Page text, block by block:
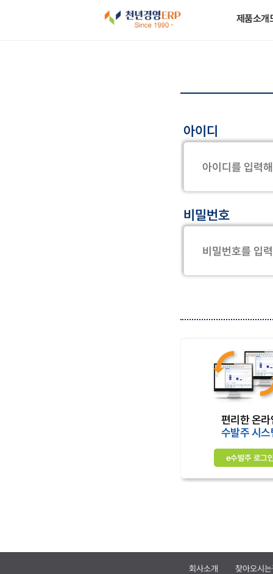
제품소개
아이디
비밀번호
편리한 온라
수발주 시스
e수발주 로그
회사소개 찾아오시